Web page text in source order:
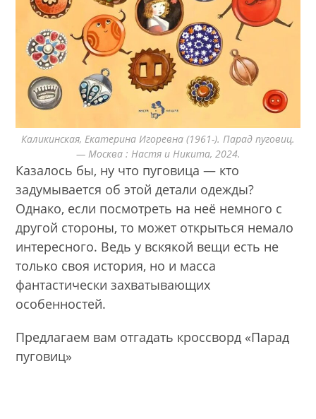
Каликинская, Екатерина Игоревна (1961-). Парад пуговиц.
— Москва : Настя и Никита, 2024.
Казалось бы, ну что пуговица — кто
задумывается об этой детали одежды?
Однако, если посмотреть на неё немного с
другой стороны, то может открыться немало
интересного. Ведь у вскякой вещи есть не
только своя история, но и масса
фантастически захватывающих
особенностей.
Предлагаем вам отгадать кроссворд «Парад
пуговиц»